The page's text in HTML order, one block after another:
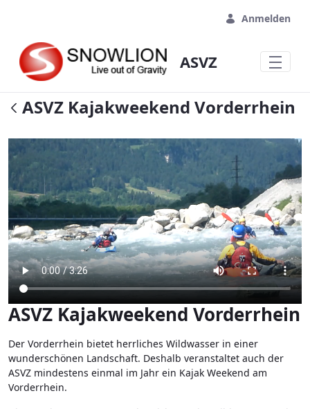
Anmelden
ASVZ
ASVZ Kajakweekend Vorderrhein
ASVZ Kajakweekend Vorderrhein
Der Vorderrhein bietet herrliches Wildwasser in einer
wunderschönen Landschaft. Deshalb veranstaltet auch der
ASVZ mindestens einmal im Jahr ein Kajak Weekend am
Vorderrhein.